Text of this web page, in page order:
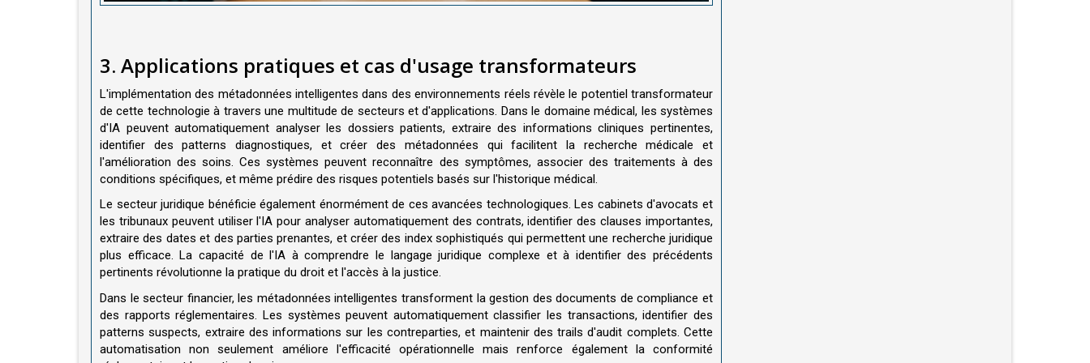
3. Applications pratiques et cas d'usage transformateurs
L'implémentation des métadonnées intelligentes dans des environnements réels révèle le potentiel transformateur
de cette technologie à travers une multitude de secteurs et d'applications. Dans le domaine médical, les systèmes
d'IA peuvent automatiquement analyser les dossiers patients, extraire des informations cliniques pertinentes,
identifier des patterns diagnostiques, et créer des métadonnées qui facilitent la recherche médicale et
l'amélioration des soins. Ces systèmes peuvent reconnaître des symptômes, associer des traitements à des
conditions spécifiques, et même prédire des risques potentiels basés sur l'historique médical.
Le secteur juridique bénéficie également énormément de ces avancées technologiques. Les cabinets d'avocats et
les tribunaux peuvent utiliser l'IA pour analyser automatiquement des contrats, identifier des clauses importantes,
extraire des dates et des parties prenantes, et créer des index sophistiqués qui permettent une recherche juridique
plus efficace. La capacité de l'IA à comprendre le langage juridique complexe et à identifier des précédents
pertinents révolutionne la pratique du droit et l'accès à la justice.
Dans le secteur financier, les métadonnées intelligentes transforment la gestion des documents de compliance et
des rapports réglementaires. Les systèmes peuvent automatiquement classifier les transactions, identifier des
patterns suspects, extraire des informations sur les contreparties, et maintenir des trails d'audit complets. Cette
automatisation non seulement améliore l'efficacité opérationnelle mais renforce également la conformité